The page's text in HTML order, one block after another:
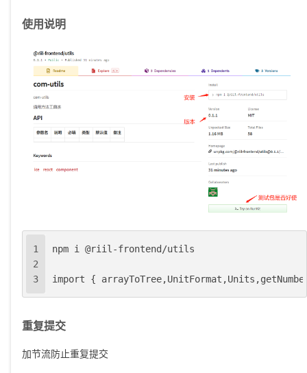
使用说明
1
2
3
npm i @riil-frontend/utils
import {
重复提交
加节流防止重复提交